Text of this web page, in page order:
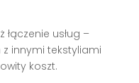
usług –
innymi tekstyliami
koszt.